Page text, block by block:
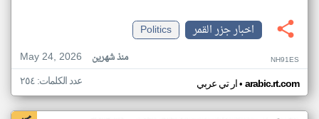
اخبار جزر القمر
Politics
May 24, 2026
منذ شهرين NH91ES
ار تي عربي• arabic.rt.com عدد الكلمات: ٢٥٤